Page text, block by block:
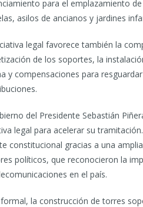
para el emplazamiento
asilos de ancianos y jardines
legal favorece también la
de los soportes, la
y compensaciones para
del Presidente Sebastián
legal para acelerar su
constitucional gracias a una
políticos, que reconocieron la
en el país.
formal, la construcción de torres